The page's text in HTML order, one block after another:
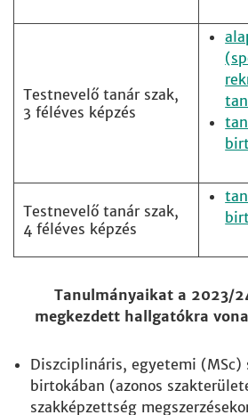
Testnevelő tanár szak,
3 féléves képzés
Testnevelő tanár szak,
4 féléves képzés
Tanulmányaikat a 2023/
megkezdett hallgatókra
Diszciplináris, egyetemi (MSc)
birtokában (azonos
szakképzettség